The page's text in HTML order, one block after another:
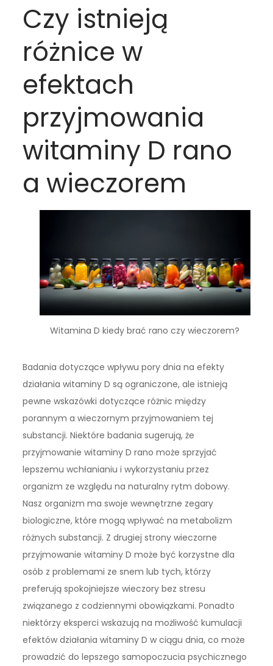
Czy istnieją
różnice w
efektach
przyjmowania
witaminy D rano
a wieczorem
Witamina D kiedy brać rano czy wieczorem?
Badania dotyczące wpływu pory dnia na efekty
działania witaminy D są ograniczone, ale istnieją
pewne wskazówki dotyczące różnic między
porannym a wieczornym przyjmowaniem tej
substancji. Niektóre badania sugerują, że
przyjmowanie witaminy D rano może sprzyjać
lepszemu wchłanianiu i wykorzystaniu przez
organizm ze względu na naturalny rytm dobowy.
Nasz organizm ma swoje wewnętrzne zegary
biologiczne, które mogą wpływać na metabolizm
różnych substancji. Z drugiej strony wieczorne
przyjmowanie witaminy D może być korzystne dla
osób z problemami ze snem lub tych, którzy
preferują spokojniejsze wieczory bez stresu
związanego z codziennymi obowiązkami. Ponadto
niektórzy eksperci wskazują na możliwość kumulacji
efektów działania witaminy D w ciągu dnia, co może
prowadzić do lepszego samopoczucia psychicznego